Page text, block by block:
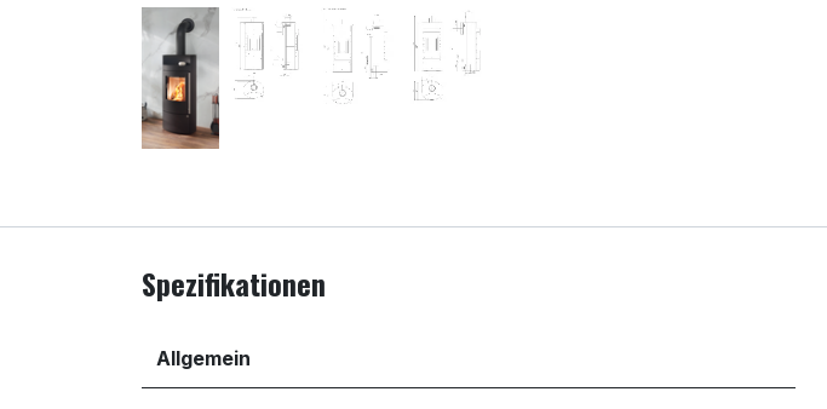
Spezifikationen
Allgemein